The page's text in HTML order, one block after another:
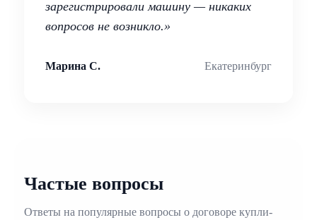
зарегистрировали машину — никаких
вопросов не возникло.»
Марина С. Екатеринбург
Частые вопросы
Ответы на популярные вопросы о договоре купли-